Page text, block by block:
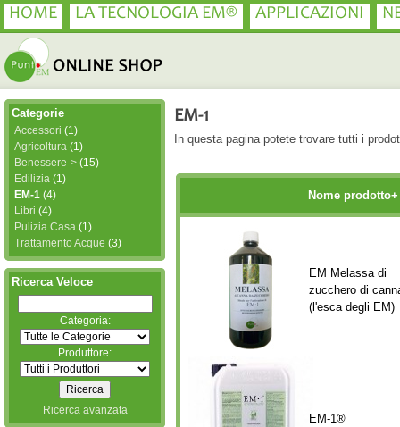
HOME LA TECNOLOGIA EM® APPLICAZIONI
EM-1
In questa pagina potete trovare tutti i
Nome prodotto+
EM Melassa di
zucchero di
(l'esca degli EM)
EM-1®
Categorie
Accessori (1)
Agricoltura (1)
Benessere-> (15)
Edilizia (1)
EM-1 (4)
Libri (4)
Pulizia Casa (1)
Trattamento Acque (3)
Ricerca Veloce
Categoria:
Produttore:
Ricerca avanzata